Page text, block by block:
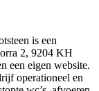
is een
2, 9204 KH
een eigen website.
operationeel en